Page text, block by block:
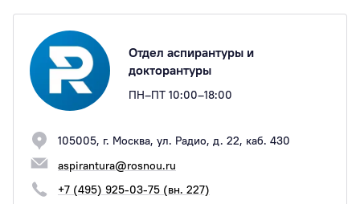
Отдел аспирантуры и
докторантуры
ПН–ПТ 10:00–18:00
105005, г. Москва, ул. Радио, д. 22, каб. 430
aspirantura@rosnou.ru
+7 (495) 925-03-75 (вн. 227)